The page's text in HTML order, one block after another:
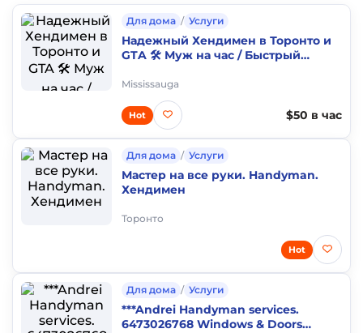
Для дома / Услуги
Надежный Хендимен в Торонто и
GTA 🛠️ Муж на час / Быстрый
Mississauga
$50 в час
Hot
Для дома / Услуги
Мастер на все руки. Handyman.
Хендимен
Торонто
Hot
Для дома / Услуги
***Andrei Handyman services.
6473026768 Windows & Doors